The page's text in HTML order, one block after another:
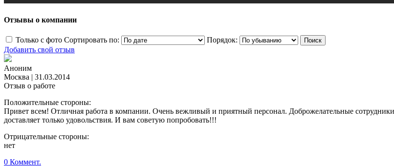
Отзывы о компании
Только с фото Сортировать по:
Порядок:
Добавить свой отзыв
Аноним
Москва | 31.03.2014
Отзыв о работе
Положительные стороны:
Привет всем! Отличная работа в компании. Очень вежливый и приятный персонал. Доброжелательные
доставляет только удовольствия. И вам советую попробовать!!!
Отрицательные стороны:
нет
0 Коммент.